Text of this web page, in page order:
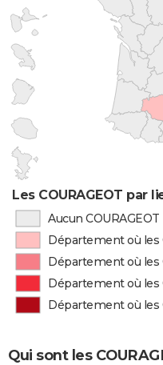
Les COURAGEOT par
Aucun
Département où les
Département où les
Département où les
Département où les
Qui sont les